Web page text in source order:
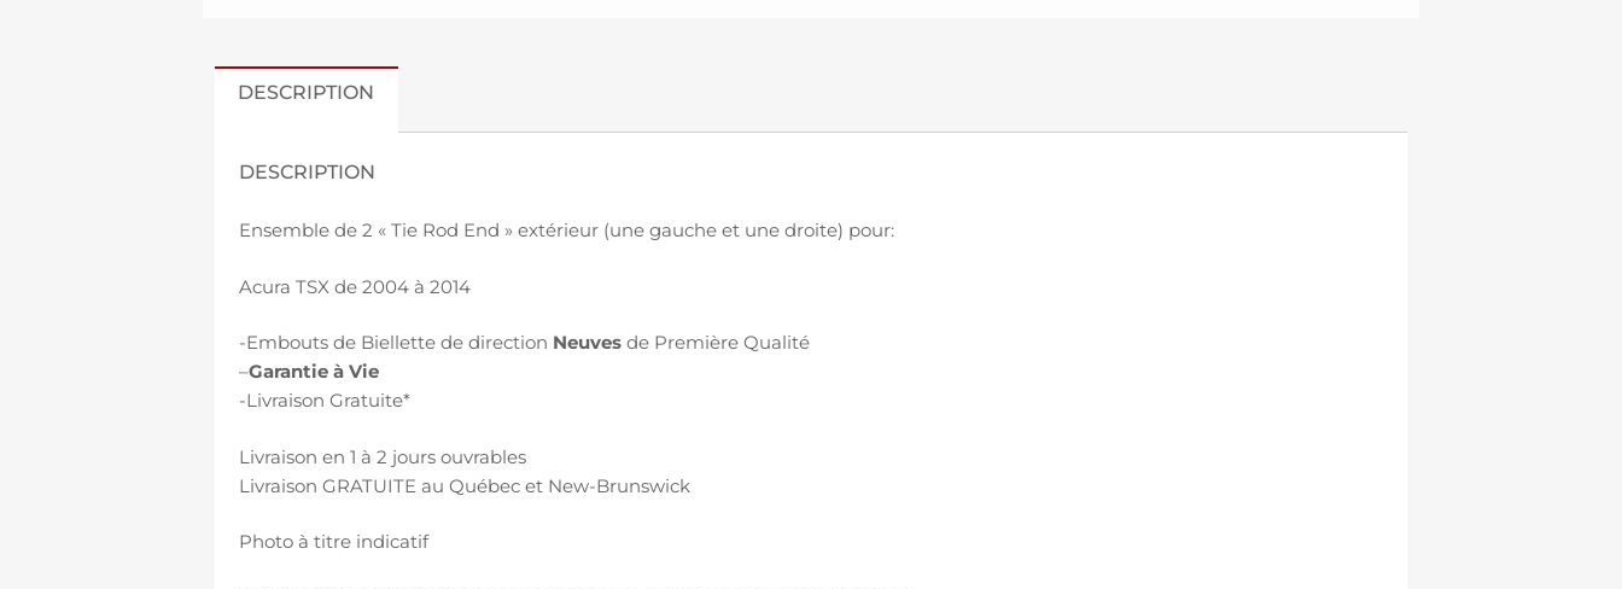
DESCRIPTION
DESCRIPTION
Ensemble de 2 « Tie Rod End » extérieur (une gauche et une droite) pour:
Acura TSX de 2004 à 2014
-Embouts de Biellette de direction Neuves de Première Qualité
–Garantie à Vie
-Livraison Gratuite*
Livraison en 1 à 2 jours ouvrables
Livraison GRATUITE au Québec et New-Brunswick
Photo à titre indicatif